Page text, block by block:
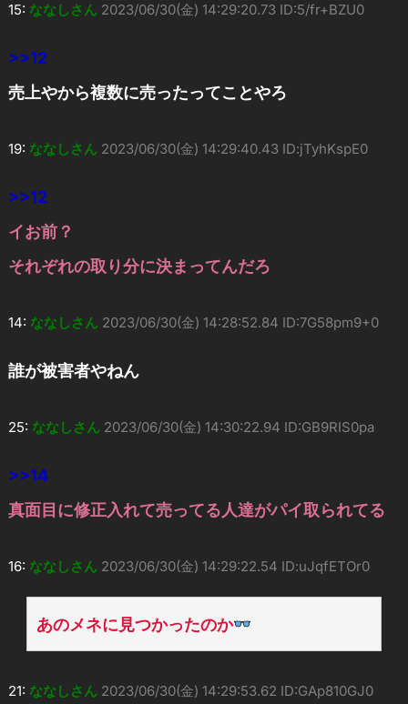
15: ななしさん 2023/06/30(金) 14:29:20.73 ID:5/fr+BZU0
>>12
売上やから複数に売ったってことやろ
19: ななしさん 2023/06/30(金) 14:29:40.43 ID:jTyhKspE0
>>12
イお前？
それぞれの取り分に決まってんだろ
14: ななしさん 2023/06/30(金) 14:28:52.84 ID:7G58pm9+0
誰が被害者やねん
25: ななしさん 2023/06/30(金) 14:30:22.94 ID:GB9RIS0pa
>>14
真面目に修正入れて売ってる人達がパイ取られてる
16: ななしさん 2023/06/30(金) 14:29:22.54 ID:uJqfETOr0
あのメネに見つかったのか
21: ななしさん 2023/06/30(金) 14:29:53.62 ID:GAp810GJ0